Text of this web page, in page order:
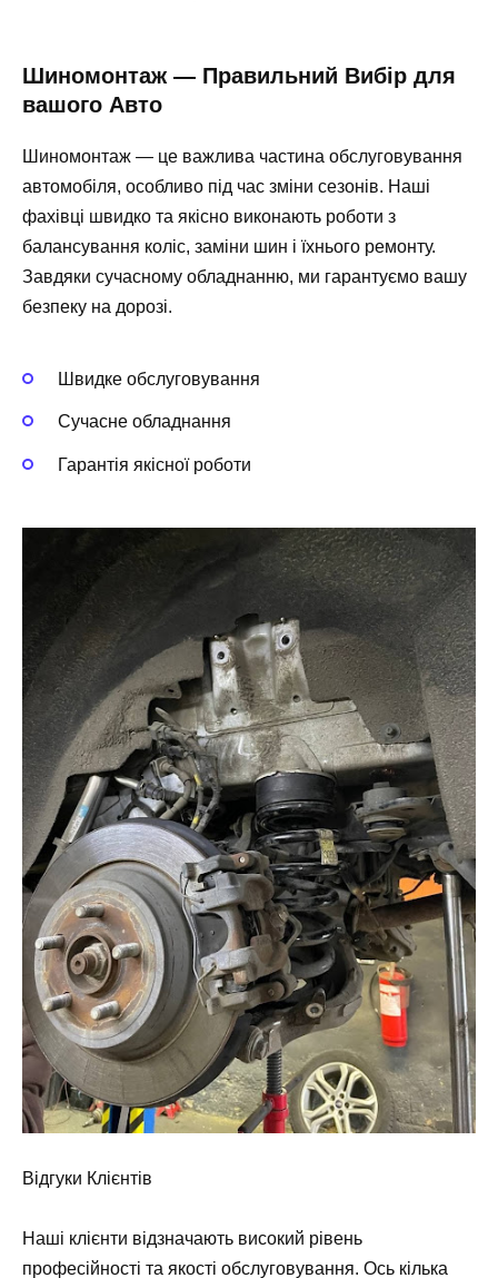
Шиномонтаж — Правильний Вибір для
вашого Авто
Шиномонтаж — це важлива частина обслуговування
автомобіля, особливо під час зміни сезонів. Наші
фахівці швидко та якісно виконають роботи з
балансування коліс, заміни шин і їхнього ремонту.
Завдяки сучасному обладнанню, ми гарантуємо вашу
безпеку на дорозі.
Швидке обслуговування
Сучасне обладнання
Гарантія якісної роботи
Відгуки Клієнтів
Наші клієнти відзначають високий рівень
професійності та якості обслуговування. Ось кілька